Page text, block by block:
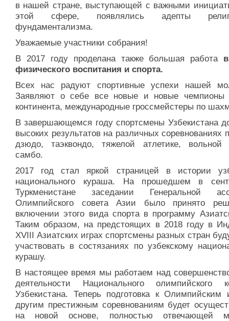
в нашей стране, выступающей с важными
этой сфере, появлялись адепты
фундаментализма.
Уважаемые участники собрания!
В 2017 году проделана также большая работа
физического воспитания и спорта.
Всех нас радуют спортивные успехи нашей
Заявляют о себе все новые и новые
континента, международные гроссмейстеры по
В завершающемся году спортсмены Узбекистана
высоких результатов на различных соревнованиях
дзюдо, таэквондо, тяжелой атлетике, вольной
самбо.
2017 год стал яркой страницей в истории
национального кураша. На прошедшем в
Туркменистане заседании Генеральной
Олимпийского совета Азии было принято
включении этого вида спорта в программу
Таким образом, на предстоящих в 2018 году в
XVIII Азиатских играх спортсмены разных стран
участвовать в состязаниях по узбекскому
курашу.
В настоящее время мы работаем над
деятельности Национального олимпийского
Узбекистана. Теперь подготовка к Олимпийским
другим престижным соревнованиям будет
на новой основе, полностью отвечающей